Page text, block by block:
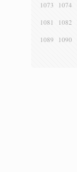
1073
1074
1081
1082
1089
1090